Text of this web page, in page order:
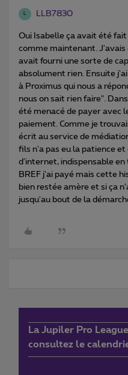
L LLB7830
Oui Isabelle ça avait été
comme maintenant.
avait fourni une sorte de
absolument rien. Ensuite
à Proximus qui nous a
nous on sait rien faire".
été menacé de payer avec
paiement. Comme je
écrit au service de
fils n'a pas eu la patience
d'internet, indispensable
BREF j'ai payé mais cette
bien restée amère et si ça
jusqu'au bout de la
La Jupiler Pro
consultez le